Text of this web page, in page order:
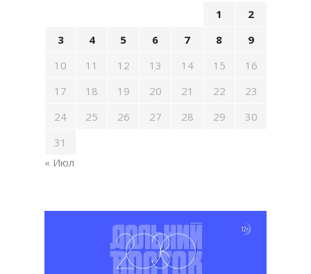
1
2
3
4 5 6 7 8
9
10
11 12 13 14 15
16
17
18 19 20 21 22
23
24
25 26 27 28 29
30
31
« Июл